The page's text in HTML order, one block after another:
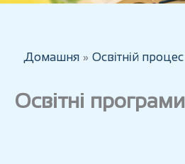
Домашня Освітній процес
Освітні програми